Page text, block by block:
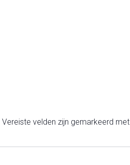
Vereiste velden zijn gemarkeerd met